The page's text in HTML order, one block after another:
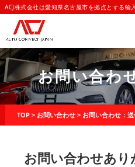
お問い合わ
TOP> お問い合わせ> お問い合わせ：
お問い合わせあ